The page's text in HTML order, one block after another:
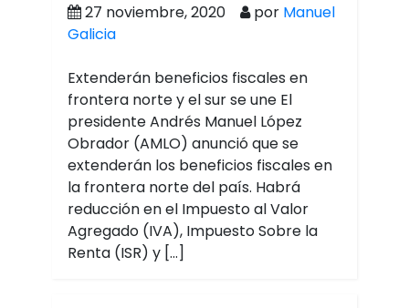
27 noviembre, 2020 por Manuel
Galicia
Extenderán beneficios fiscales en
frontera norte y el sur se une El
presidente Andrés Manuel López
Obrador (AMLO) anunció que se
extenderán los beneficios fiscales en
la frontera norte del país. Habrá
reducción en el Impuesto al Valor
Agregado (IVA), Impuesto Sobre la
Renta (ISR) y […]